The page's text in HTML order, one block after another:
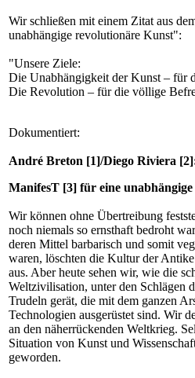
Wir schließen mit einem Zitat aus
unabhängige revolutionäre Kunst":
"Unsere Ziele:
Die Unabhängigkeit der Kunst – für
Die Revolution – für die völlige
Dokumentiert:
André Breton [1]/Diego Riviera [2]
ManifesT [3] für eine
Wir können ohne Übertreibung
noch niemals so ernsthaft bedroht
deren Mittel barbarisch und somit
waren, löschten die Kultur der
aus. Aber heute sehen wir, wie die
Weltzivilisation, unter den Schlägen
Trudeln gerät, die mit dem ganzen
Technologien ausgerüstet sind. Wir
an den näherrückenden Weltkrieg.
Situation von Kunst und
geworden.